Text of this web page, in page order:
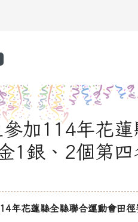
加114年花
1銀、2個第
年花蓮縣全縣聯合運動會田